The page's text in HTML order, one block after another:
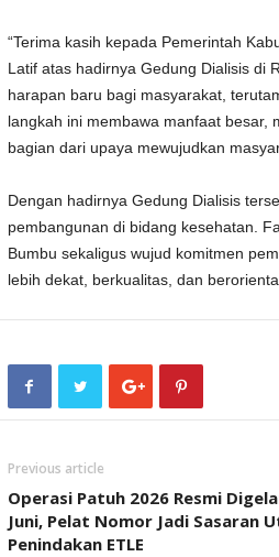
“Terima kasih kepada Pemerintah
Latif atas hadirnya Gedung Dialisis di
harapan baru bagi masyarakat,
langkah ini membawa manfaat besar,
bagian dari upaya mewujudkan
Dengan hadirnya Gedung Dialisis
pembangunan di bidang kesehatan.
Bumbu sekaligus wujud komitmen
lebih dekat, berkualitas, dan
Previous article
Operasi Patuh 2026 Resmi
Juni, Pelat Nomor Jadi Sasaran
Penindakan ETLE